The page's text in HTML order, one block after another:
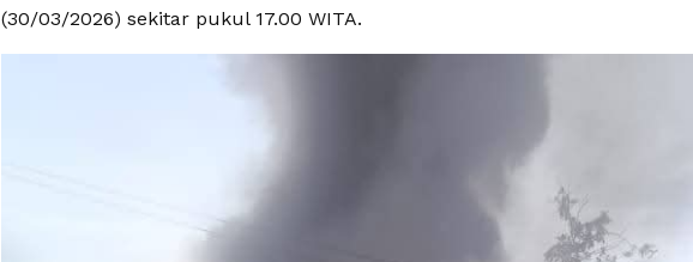
(30/03/2026) sekitar pukul 17.00 WITA.